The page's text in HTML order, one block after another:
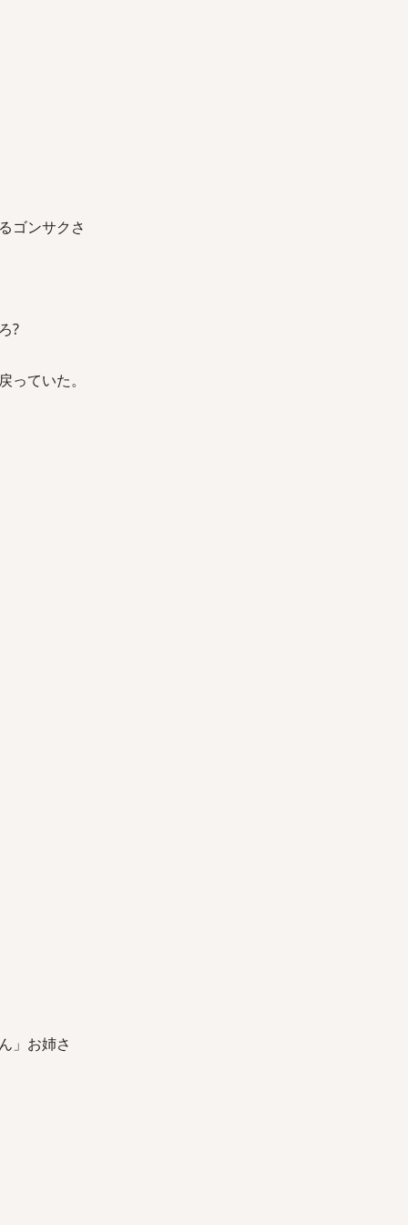
ゴンサクさ
?
ていた。
」お姉さ